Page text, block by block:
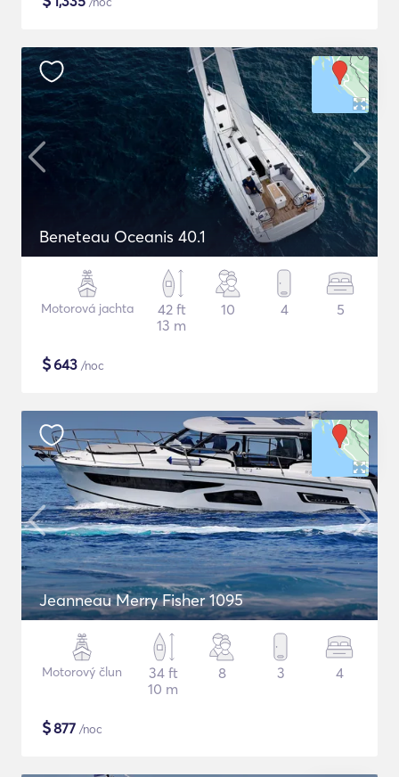
Beneteau Oceanis 40.1
Motorová jachta
42 ft
13 m
10 4 5
$643 /noc
Jeanneau Merry Fisher 1095
Motorový člun
34 ft
10 m
8 3 4
$877 /noc